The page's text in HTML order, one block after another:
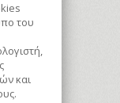
του
και